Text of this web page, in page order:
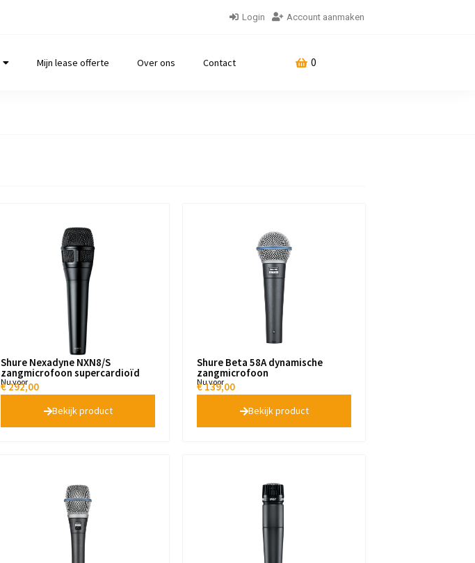
Login Account aanmaken
Mijn lease offerte Over ons Contact 0
Shure Nexadyne NXN8/S
zangmicrofoon supercardioïd
Nu voor
€292,00
Bekijk product
Shure Beta 58A dynamische
zangmicrofoon
Nu voor
€139,00
Bekijk product